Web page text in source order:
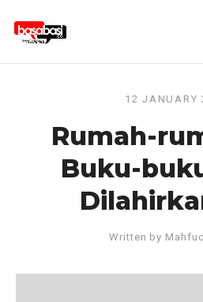
12 JANUARY
Rumah-
Buku-
Written by